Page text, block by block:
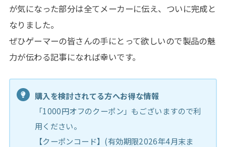
が気になった部分は全てメーカーに伝え、ついに完成と
なりました。
ぜひゲーマーの皆さんの手にとって欲しいので製品の魅
力が伝わる記事になれば幸いです。
購入を検討されてる方へお得な情報
「1000円オフのクーポン」もございますので利
用ください。
【クーポンコード】(有効期限2026年4月末ま